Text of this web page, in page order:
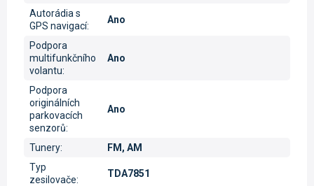
Autorádia s
GPS navigací:
Ano
Podpora
multifunkčního
volantu:
Ano
Podpora
originálních
parkovacích
senzorů:
Ano
Tunery:
FM, AM
Typ
zesilovače:
TDA7851